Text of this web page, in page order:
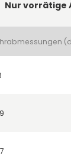
Nur vorrätige